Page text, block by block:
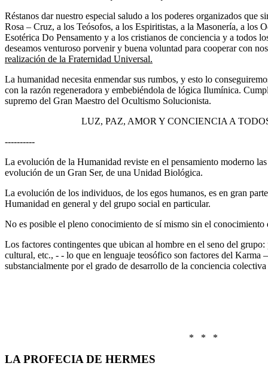
Réstanos dar nuestro especial saludo a los poderes organizados que
Rosa – Cruz, a los Teósofos, a los Espiritistas, a la Masonería, a los
Esotérica Do Pensamento y a los cristianos de conciencia y a todos
deseamos venturoso porvenir y buena voluntad para cooperar con
realización de la Fraternidad Universal.
La humanidad necesita enmendar sus rumbos, y esto lo
con la razón regeneradora y embebiéndola de lógica Ilumínica.
supremo del Gran Maestro del Ocultismo Solucionista.
LUZ, PAZ, AMOR Y CONCIENCIA A
----------
La evolución de la Humanidad reviste en el pensamiento moderno
evolución de un Gran Ser, de una Unidad Biológica.
La evolución de los individuos, de los egos humanos, es en gran
Humanidad en general y del grupo social en particular.
No es posible el pleno conocimiento de sí mismo sin el
Los factores contingentes que ubican al hombre en el seno del
cultural, etc., - - lo que en lenguaje teosófico son factores del Karma
substancialmente por el grado de desarrollo de la conciencia
* * *
LA PROFECIA DE HERMES